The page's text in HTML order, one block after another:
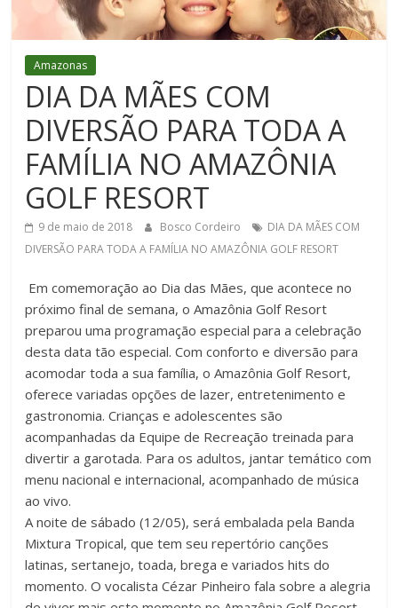
Figueiredo
Amazonas
DIA DA MÃES COM
DIVERSÃO PARA TODA A
FAMÍLIA NO AMAZÔNIA
GOLF RESORT
9 de maio de 2018 Bosco Cordeiro
DIA DA MÃES COM
DIVERSÃO PARA TODA A FAMÍLIA NO AMAZÔNIA GOLF RESORT
Em comemoração ao Dia das Mães, que acontece no
próximo final de semana, o Amazônia Golf Resort
preparou uma programação especial para a celebração
desta data tão especial. Com conforto e diversão para
acomodar toda a sua família, o Amazônia Golf Resort,
oferece variadas opções de lazer, entretenimento e
gastronomia. Crianças e adolescentes são
acompanhadas da Equipe de Recreação treinada para
divertir a garotada. Para os adultos, jantar temático com
menu nacional e internacional, acompanhado de música
ao vivo.
A noite de sábado (12/05), será embalada pela Banda
Mixtura Tropical, que tem seu repertório canções
latinas, sertanejo, toada, brega e variados hits do
momento. O vocalista Cézar Pinheiro fala sobre a alegria